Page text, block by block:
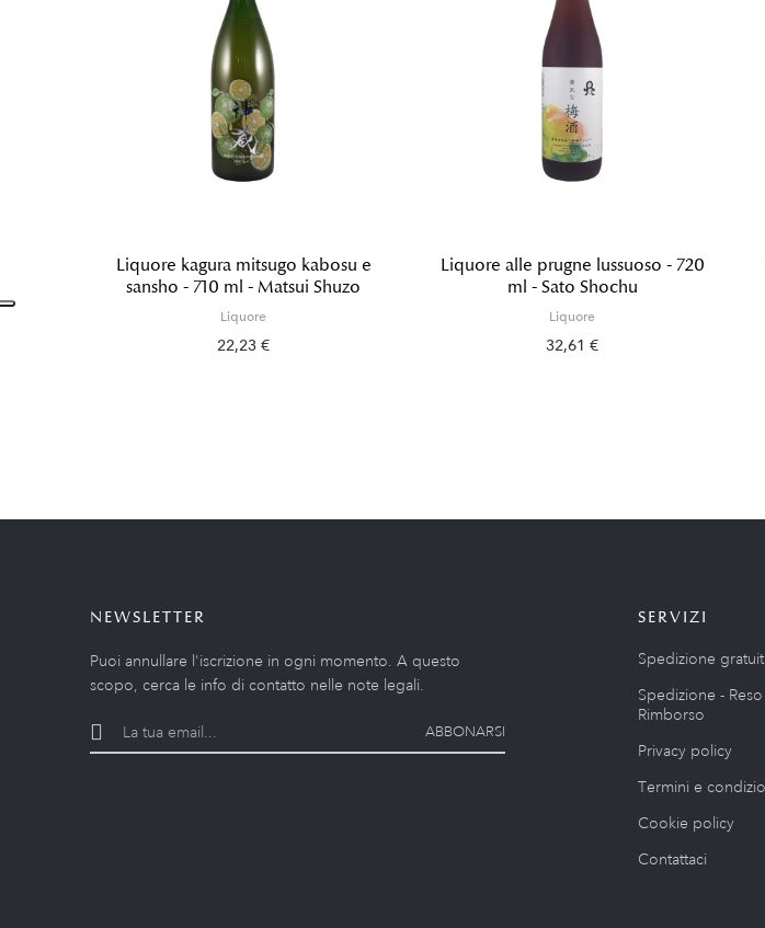
Liquore kagura mitsugo kabosu e
sansho - 710 ml - Matsui Shuzo
Liquore
22,23 €
Liquore alle prugne lussuoso - 720
ml - Sato Shochu
Liquore
32,61 €
NEWSLETTER
Puoi annullare l'iscrizione in ogni momento. A questo
scopo, cerca le info di contatto nelle note legali.
ABBONARSI
SERVIZI
Spedizione
Spedizione -
Rimborso
Privacy policy
Termini e
Cookie policy
Contattaci